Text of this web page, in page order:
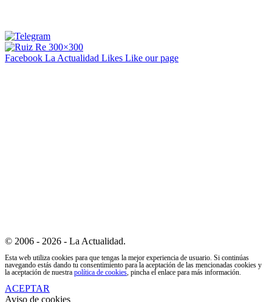
Facebook La Actualidad Likes Like our page
© 2006 - 2026 - La Actualidad.
Esta web utiliza cookies para que tengas la mejor experiencia de usuario. Si continúas
navegando estás dando tu consentimiento para la aceptación de las mencionadas cookies y
la aceptación de nuestra política de cookies, pincha el enlace para más información.
ACEPTAR
Aviso de cookies